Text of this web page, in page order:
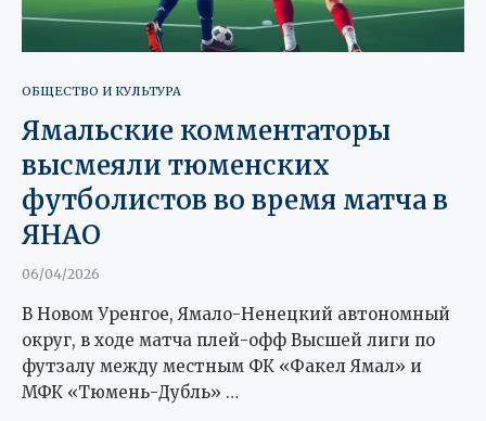
ОБЩЕСТВО И КУЛЬТУРА
Ямальские комментаторы
высмеяли тюменских
футболистов во время матча в
ЯНАО
06/04/2026
В Новом Уренгое, Ямало-Ненецкий автономный
округ, в ходе матча плей-офф Высшей лиги по
футзалу между местным ФК «Факел Ямал» и
МФК «Тюмень-Дубль» …